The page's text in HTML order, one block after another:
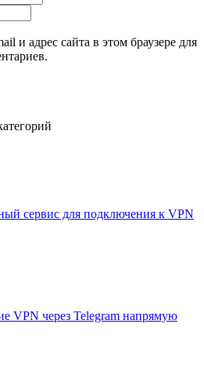
и адрес сайта в этом браузере для
сервис для подключения к VPN
VPN через Telegram напрямую